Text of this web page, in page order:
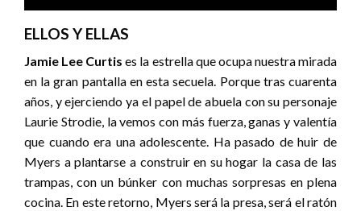
ELLOS Y ELLAS
Jamie Lee Curtises la estrella que ocupa nuestra mirada
en la gran pantalla en esta secuela. Porque tras cuarenta
años, y ejerciendo ya el papel de abuela con su personaje
Laurie Strodie, la vemos con más fuerza, ganas y valentía
que cuando era una adolescente. Ha pasado de huir de
Myers a plantarse a construir en su hogar la casa de las
trampas, con un búnker con muchas sorpresas en plena
cocina. En este retorno, Myers será la presa, será el ratón